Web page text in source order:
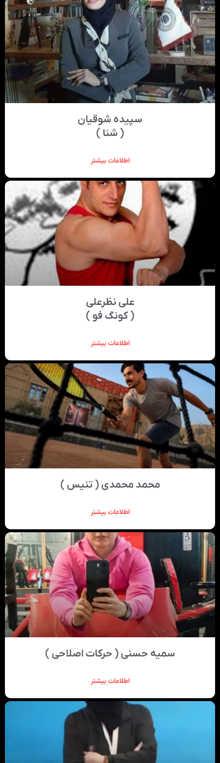
سپیده شوقیان
( شنا )
اطلاعات بیشتر
علی نظرعلی
( کونگ فو )
اطلاعات بیشتر
محمد محمدی ( تنیس )
اطلاعات بیشتر
سمیه حسنی ( حرکات اصلاحی )
اطلاعات بیشتر